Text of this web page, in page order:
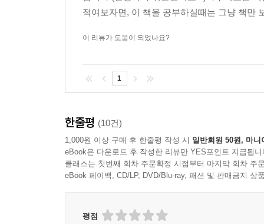
6.4 응용해 보자
6.5 중요한 점을 알아보자
1 타이머 기능 사용하기
1.1 타이머 기능이란
1.3 타이머 기능 응용
2 탭으로 스케치 여러 개 사용하기
2.1 탭 화면 설정하기
2.2 탭 화면 편집하기
3.1 EEPROM 기능이란
센서가 '입력'이고, LED나 LCD(액정 디스플레
건축, 환경 분야 등에서 공부하고 있는 사람이나
포함하고 있다.
이 책이 독자의 두뇌를 활성화시켜서 수준 높은
아두이노를 처음 접했을 때가 생각납니다. 기본적
처음이었기에 참 막막했습니다. 더군다나 당시
적여보자면, 이 책을 공부하실때는 그냥 책만
이 리뷰가 도움이 되었나요?
1
한줄평 (10건)
1,000원 이상 구매 후 한줄평 작성 시 일반회원 50원, 마니
eBook은 다운로드 후 작성한 리뷰만 YES포인트 지급됩니
클래스는 첫번째 회차 주문확정 시점부터 마지막 회차 주
eBook 페이백, CD/LP, DVD/Blu-ray, 패션 및 판매금지 상
평점